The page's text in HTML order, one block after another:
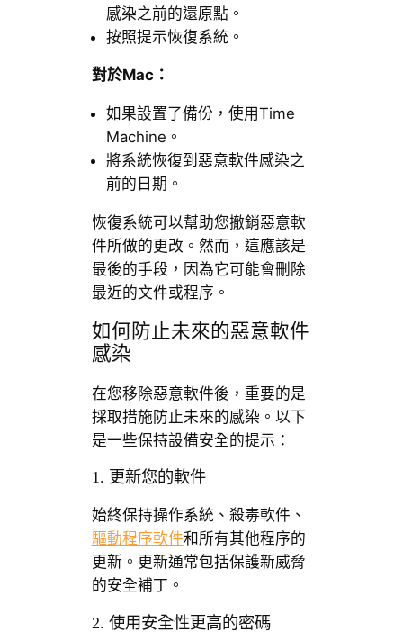
感染之前的還原點。
按照提示恢復系統。
對於Mac ：
如果設置了備份，使用Time
Machine。
將系統恢復到惡意軟件感染之
前的日期。
恢復系統可以幫助您撤銷惡意軟
件所做的更改。然而，這應該是
最後的手段，因為它可能會刪除
最近的文件或程序。
如何防止未來的惡意軟件
感染
在您移除惡意軟件後，重要的是
採取措施防止未來的感染。以下
是一些保持設備安全的提示：
1. 更新您的軟件
始終保持操作系統、殺毒軟件、
驅動程序軟件和所有其他程序的
更新。更新通常包括保護新威脅
的安全補丁。
2. 使用安全性更高的密碼